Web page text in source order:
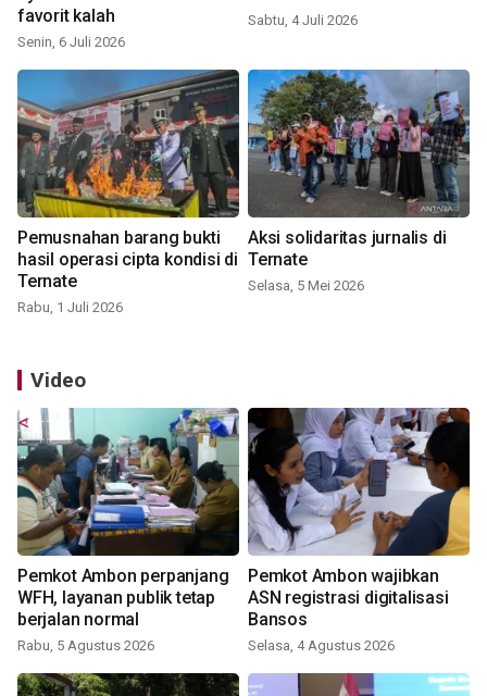
favorit kalah
Senin, 6 Juli 2026
Sabtu, 4 Juli 2026
Pemusnahan barang bukti
hasil operasi cipta kondisi di
Ternate
Rabu, 1 Juli 2026
Aksi solidaritas jurnalis di
Ternate
Selasa, 5 Mei 2026
Video
Pemkot Ambon perpanjang
WFH, layanan publik tetap
berjalan normal
Rabu, 5 Agustus 2026
Pemkot Ambon wajibkan
ASN registrasi digitalisasi
Bansos
Selasa, 4 Agustus 2026